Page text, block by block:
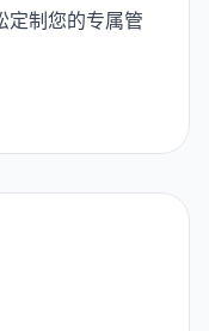
定制您的专属管